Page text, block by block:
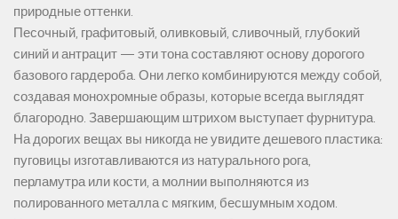
природные оттенки.
Песочный, графитовый, оливковый, сливочный, глубокий
синий и антрацит — эти тона составляют основу дорогого
базового гардероба. Они легко комбинируются между собой,
создавая монохромные образы, которые всегда выглядят
благородно. Завершающим штрихом выступает фурнитура.
На дорогих вещах вы никогда не увидите дешевого пластика:
пуговицы изготавливаются из натурального рога,
перламутра или кости, а молнии выполняются из
полированного металла с мягким, бесшумным ходом.